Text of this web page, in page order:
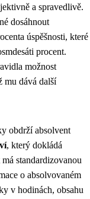
a spravedlivě.
dosáhnout
úspěšnosti, které
procent.
možnost
mu dává další
obdrží absolvent
, který dokládá
standardizovanou
o absolvovaném
v hodinách, obsahu